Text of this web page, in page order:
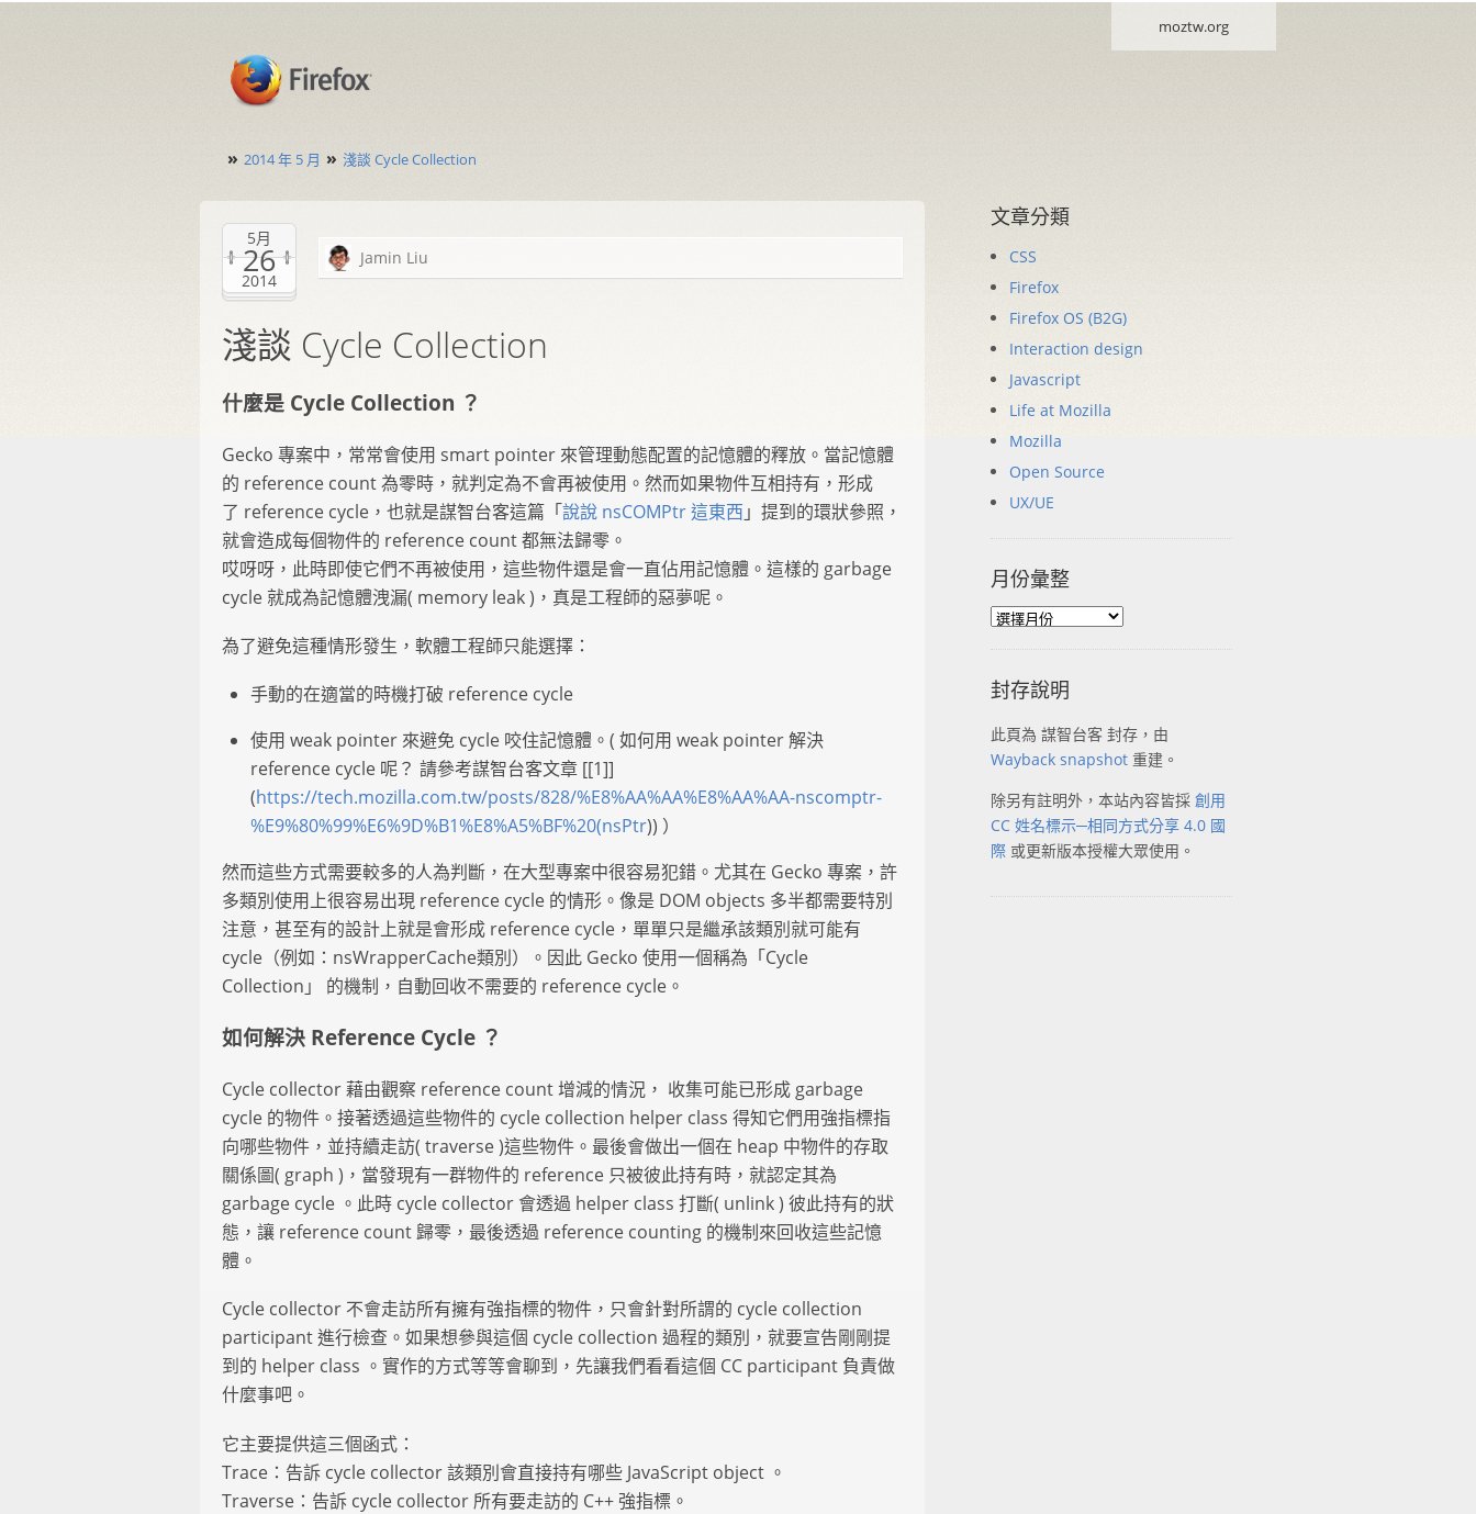
moztw.org
» 2014 年 5 月 » 淺談 Cycle Collection
5月
26
2014
Jamin Liu
淺談 Cycle Collection
什麼是 Cycle Collection ？
Gecko 專案中，常常會使用 smart pointer 來管理動態配置的記憶體的釋放。當記憶體
的 reference count 為零時，就判定為不會再被使用。然而如果物件互相持有，形成
了 reference cycle，也就是謀智台客這篇「說說 nsCOMPtr 這東西 」提到的環狀參照，
就會造成每個物件的 reference count 都無法歸零。
哎呀呀，此時即使它們不再被使用，這些物件還是會一直佔用記憶體。這樣的 garbage
cycle 就成為記憶體洩漏( memory leak )，真是工程師的惡夢呢。
為了避免這種情形發生，軟體工程師只能選擇：
手動的在適當的時機打破 reference cycle
使用 weak pointer 來避免 cycle 咬住記憶體。( 如何用 weak pointer 解決
reference cycle 呢？ 請參考謀智台客文章 [[1]]
(https://tech.mozilla.com.tw/posts/828/%E8%AA%AA%E8%AA%AA-nscomptr-
%E9%80%99%E6%9D%B1%E8%A5%BF%20(nsPtr)) ）
然而這些方式需要較多的人為判斷，在大型專案中很容易犯錯。尤其在 Gecko 專案，許
多類別使用上很容易出現 reference cycle 的情形。像是 DOM objects 多半都需要特別
注意，甚至有的設計上就是會形成 reference cycle，單單只是繼承該類別就可能有
cycle（例如：nsWrapperCache類別）。因此 Gecko 使用一個稱為「Cycle
Collection」 的機制，自動回收不需要的 reference cycle。
如何解決 Reference Cycle ？
Cycle collector 藉由觀察 reference count 增減的情況， 收集可能已形成 garbage
cycle 的物件。接著透過這些物件的 cycle collection helper class 得知它們用強指標指
向哪些物件，並持續走訪( traverse )這些物件。最後會做出一個在 heap 中物件的存取
關係圖( graph )，當發現有一群物件的 reference 只被彼此持有時，就認定其為
garbage cycle 。此時 cycle collector 會透過 helper class 打斷( unlink ) 彼此持有的狀
態，讓 reference count 歸零，最後透過 reference counting 的機制來回收這些記憶
體。
Cycle collector 不會走訪所有擁有強指標的物件，只會針對所謂的 cycle collection
participant 進行檢查。如果想參與這個 cycle collection 過程的類別，就要宣告剛剛提
到的 helper class 。實作的方式等等會聊到，先讓我們看看這個 CC participant 負責做
什麼事吧。
它主要提供這三個函式：
Trace：告訴 cycle collector 該類別會直接持有哪些 JavaScript object 。
Traverse：告訴 cycle collector 所有要走訪的 C++ 強指標。
文章分類
CSS
Firefox
Firefox OS (B2G)
Interaction design
Javascript
Life at Mozilla
Mozilla
Open Source
UX/UE
月份彙整
封存說明
此頁為 謀智台客 封存，由
Wayback snapshot 重建。
除另有註明外，本站內容皆採 創用
CC 姓名標示─相同方式分享 4.0 國
際 或更新版本授權大眾使用。